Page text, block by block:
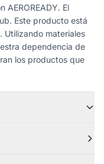
El
Este producto está
Utilizando materiales
dependencia de
los productos que